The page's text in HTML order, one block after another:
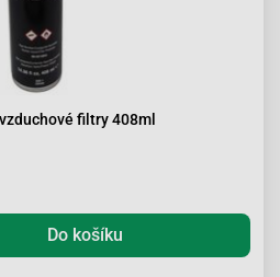
filtry 408ml
Do košíku